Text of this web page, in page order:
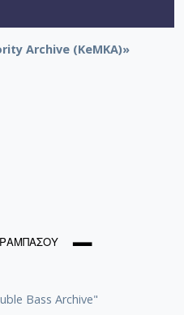
Archive (KeMKA)»
Bass Archive"